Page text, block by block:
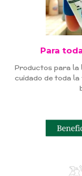
Para
Productos para la
cuidado de toda la